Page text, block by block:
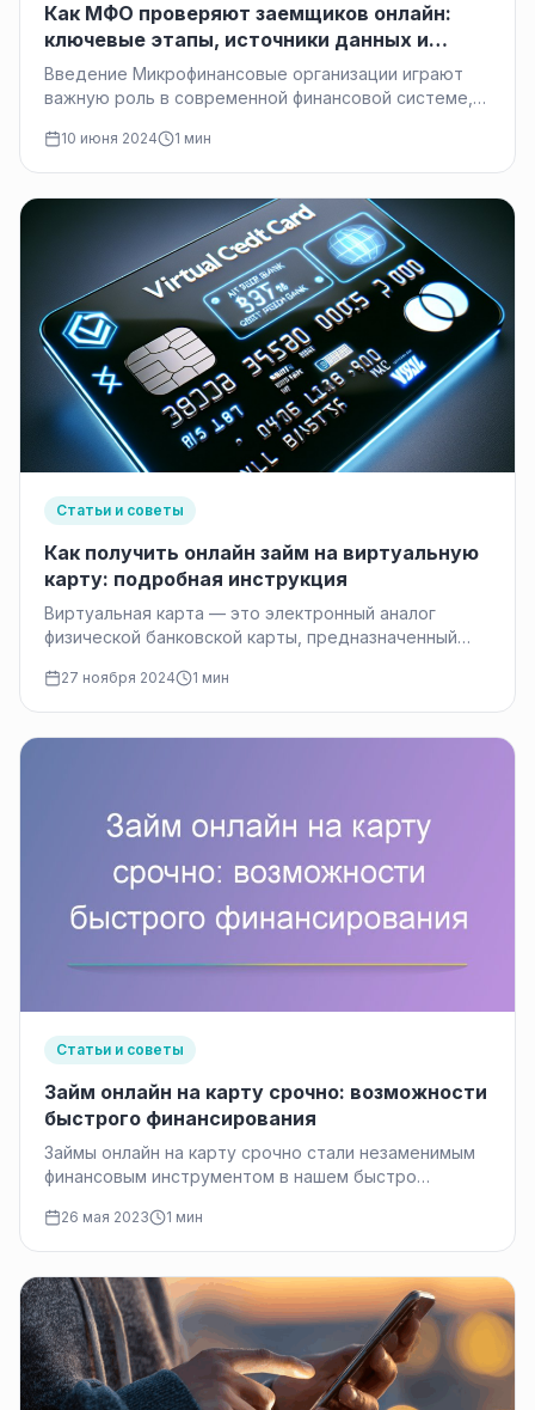
Как МФО проверяют заемщиков онлайн:
ключевые этапы, источники данных и
действия при отказе.
Введение Микрофинансовые организации играют
важную роль в современной финансовой системе,
предприятиям, которые…
10 июня 2024 1 мин
Статьи и советы
Как получить онлайн займ на виртуальную
карту: подробная инструкция
Виртуальная карта — это электронный аналог
физической банковской карты, предназначенный
безопасных покупок в…
27 ноября 2024 1 мин
Статьи и советы
Займ онлайн на карту срочно: возможности
быстрого финансирования
Займы онлайн на карту срочно стали незаменимым
финансовым инструментом в нашем быстро
технологий…
26 мая 2023 1 мин